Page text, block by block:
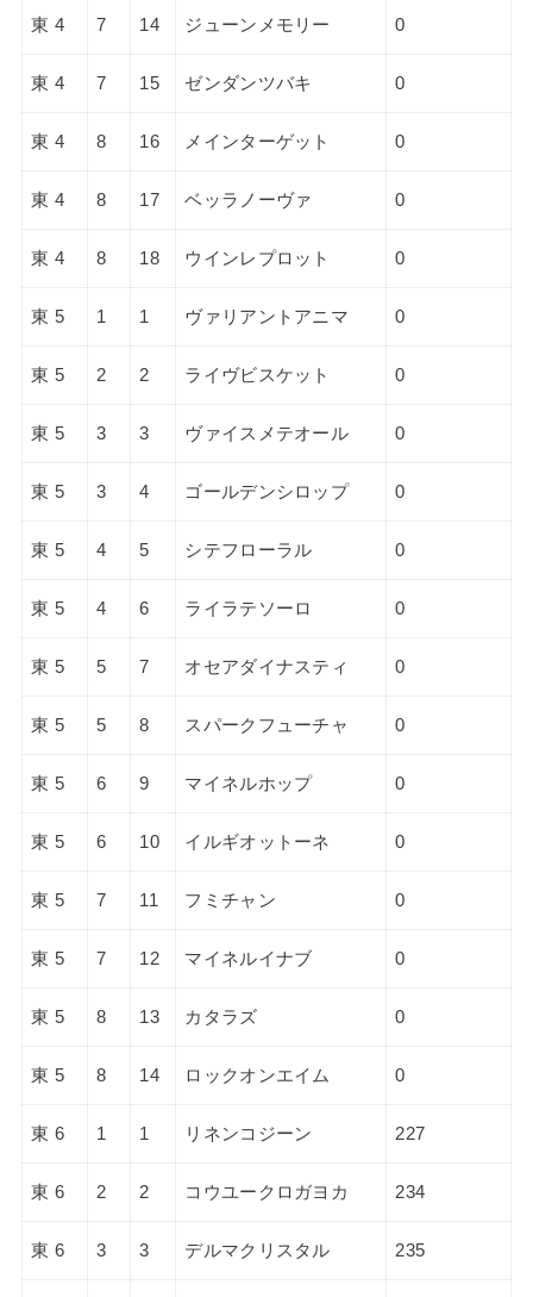
東 4 7 14 ジューンメモリー 0
東 4 7 15 ゼンダンツバキ 0
東 4 8 16 メインターゲット 0
東 4 8 17 ベッラノーヴァ 0
東 4 8 18 ウインレプロット 0
東 5 1 1 ヴァリアントアニマ 0
東 5 2 2 ライヴビスケット 0
東 5 3 3 ヴァイスメテオール 0
東 5 3 4 ゴールデンシロップ 0
東 5 4 5 シテフローラル 0
東 5 4 6 ライラテソーロ 0
東 5 5 7 オセアダイナスティ 0
東 5 5 8 スパークフューチャ 0
東 5 6 9 マイネルホップ 0
東 5 6 10 イルギオットーネ 0
東 5 7 11 フミチャン 0
東 5 7 12 マイネルイナブ 0
東 5 8 13 カタラズ 0
東 5 8 14 ロックオンエイム 0
東 6 1 1 リネンコジーン 227
東 6 2 2 コウユークロガヨカ 234
東 6 3 3 デルマクリスタル 235